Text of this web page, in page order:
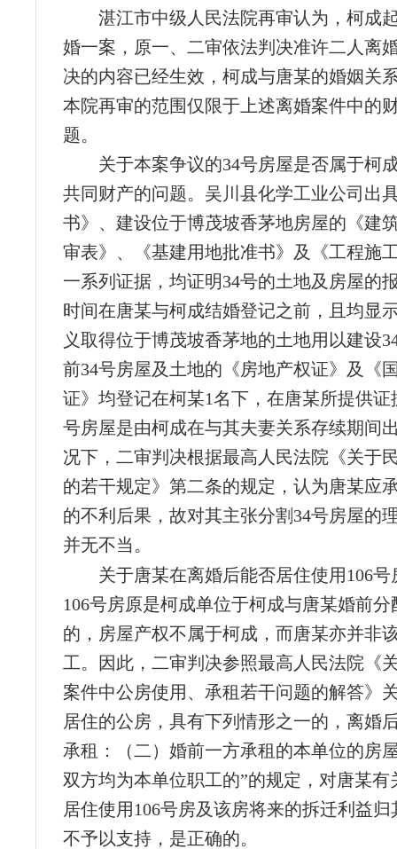
湛江市中级人民法院再审认为，柯成
婚一案，原一、二审依法判决准许二人离
决的内容已经生效，柯成与唐某的婚姻关
本院再审的范围仅限于上述离婚案件中的
题。
关于本案争议的34号房屋是否属于柯
共同财产的问题。吴川县化学工业公司出
书》、建设位于博茂坡香茅地房屋的《建
审表》、《基建用地批准书》及《工程施
一系列证据，均证明34号的土地及房屋的
时间在唐某与柯成结婚登记之前，且均显
义取得位于博茂坡香茅地的土地用以建设
前34号房屋及土地的《房地产权证》及《
证》均登记在柯某1名下，在唐某所提供证
号房屋是由柯成在与其夫妻关系存续期间
况下，二审判决根据最高人民法院《关于
的若干规定》第二条的规定，认为唐某应
的不利后果，故对其主张分割34号房屋的
并无不当。
关于唐某在离婚后能否居住使用106号
106号房原是柯成单位于柯成与唐某婚前
的，房屋产权不属于柯成，而唐某亦并非
工。因此，二审判决参照最高人民法院《
案件中公房使用、承租若干问题的解答》
居住的公房，具有下列情形之一的，离婚
承租：（二）婚前一方承租的本单位的房
双方均为本单位职工的”的规定，对唐某有
居住使用106号房及该房将来的拆迁利益
不予以支持，是正确的。